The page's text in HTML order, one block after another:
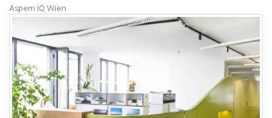
Aspern IQ Wien